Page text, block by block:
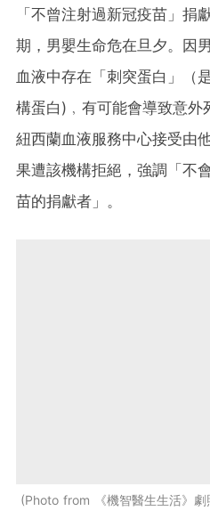
「不曾注射過新冠疫苗」捐
期，男嬰生命危在旦夕。因
血液中存在「刺突蛋白」（
構蛋白)﹐有可能會導致意外
紐西蘭血液服務中心接受由
果遭該機構拒絕，強調「不
苗的捐獻者」。
Photo from 《機智醫生生活》劇